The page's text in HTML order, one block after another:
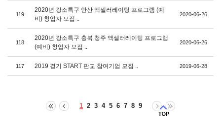
119
2020년 강소특구 안산 액셀러레이팅 프로그램 (예
비) 창업자 모집 ..
2020-06-26
118
2020년 강소특구 충북 청주 액셀러레이팅 프로그램
(예비) 창업자 모집 ..
2020-06-26
117 2019 경기 START 판교 참여기업 모집 .. 2019-06-28
1 2 3 4 5 6 7 8 9